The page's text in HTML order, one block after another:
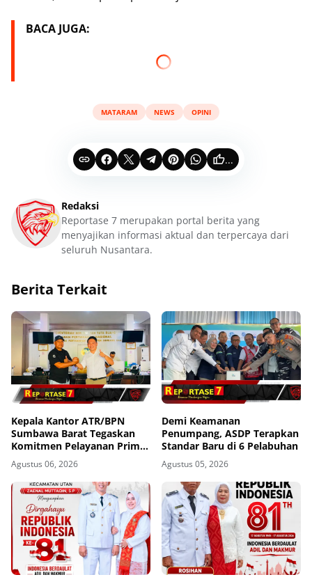
BACA JUGA:
MATARAM NEWS OPINI
...
Redaksi
Reportase 7 merupakan portal berita yang
menyajikan informasi aktual dan terpercaya dari
seluruh Nusantara.
Berita Terkait
Kepala Kantor ATR/BPN
Sumbawa Barat Tegaskan
Komitmen Pelayanan Prima
dan Buka Pintu Pengaduan
Masyarakat
Agustus 06, 2026
Demi Keamanan
Penumpang, ASDP Terapkan
Standar Baru di 6 Pelabuhan
Agustus 05, 2026